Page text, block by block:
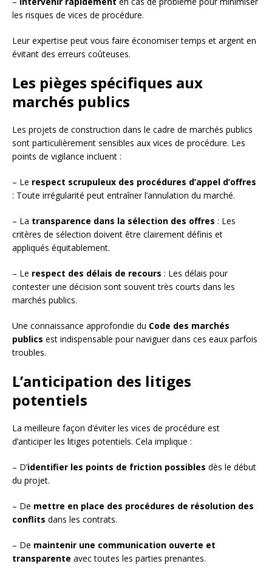
les risques de vices de procédure.
Leur expertise peut vous faire économiser temps et argent en
évitant des erreurs coûteuses.
Les pièges spécifiques aux
marchés publics
Les projets de construction dans le cadre de marchés publics
sont particulièrement sensibles aux vices de procédure. Les
points de vigilance incluent :
– Le respect scrupuleux des procédures d’appel d’offres
: Toute irrégularité peut entraîner l’annulation du marché.
– La transparence dans la sélection des offres : Les
critères de sélection doivent être clairement définis et
appliqués équitablement.
– Le respect des délais de recours : Les délais pour
contester une décision sont souvent très courts dans les
marchés publics.
Une connaissance approfondie du Code des marchés
publics est indispensable pour naviguer dans ces eaux parfois
troubles.
L’anticipation des litiges
potentiels
La meilleure façon d’éviter les vices de procédure est
d’anticiper les litiges potentiels. Cela implique :
– D’identifier les points de friction possibles dès le début
du projet.
– De mettre en place des procédures de résolution des
conflits dans les contrats.
– De maintenir une communication ouverte et
transparente avec toutes les parties prenantes.